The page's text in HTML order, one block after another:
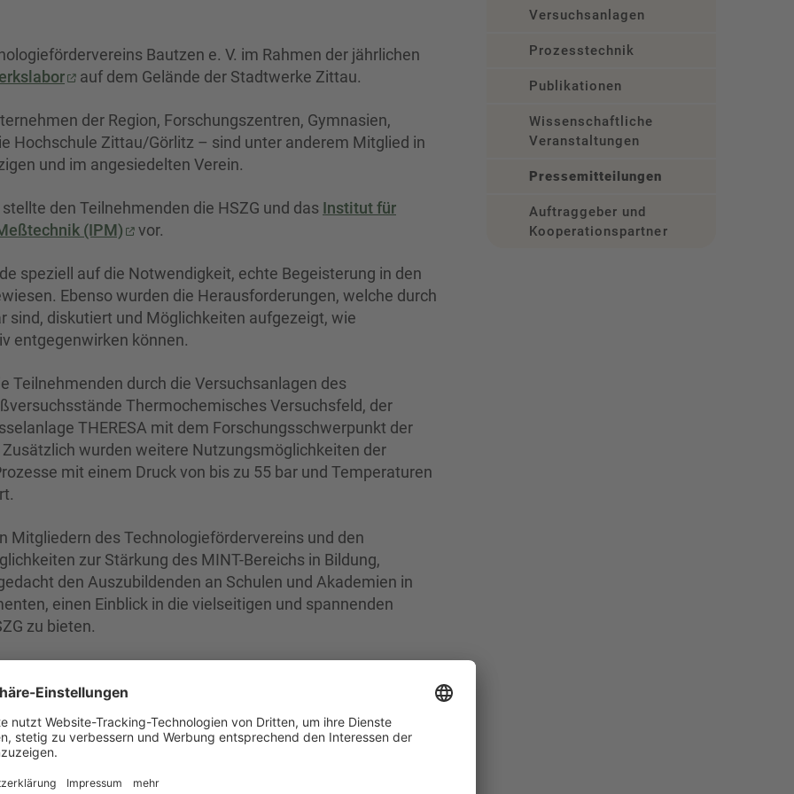
Bautzen e. V. im Rahmen der jährlichen
auf dem Gelände der Stadtwerke Zittau.
der Region, Forschungszentren, Gymnasien,
Hochschule Zittau/Görlitz – sind unter anderem Mitglied in
und im angesiedelten Verein.
den Teilnehmenden die HSZG und das Institut für
(IPM)
vor.
speziell auf die Notwendigkeit, echte Begeisterung in den
Ebenso wurden die Herausforderungen, welche durch
diskutiert und Möglichkeiten aufgezeigt, wie
entgegenwirken können.
Teilnehmenden durch die Versuchsanlagen des
Thermochemisches Versuchsfeld, der
THERESA mit dem Forschungsschwerpunkt der
wurden weitere Nutzungsmöglichkeiten der
mit einem Druck von bis zu 55 bar und Temperaturen
Mitgliedern des Technologiefördervereins und den
zur Stärkung des MINT-Bereichs in Bildung,
den Auszubildenden an Schulen und Akademien in
einen Einblick in die vielseitigen und spannenden
zu bieten.
Versuchsanlagen
Prozesstechnik
Publikationen
Wissenschaftliche
Veranstaltungen
Pressemitteilungen
Auftraggeber und
Kooperationspartner